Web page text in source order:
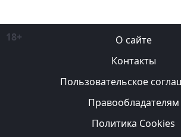
18+
О сайте
Контакты
Пользовательское
Правообладателям
Политика Cookies